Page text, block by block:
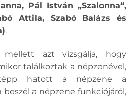
Pál István „Szalonna“,
Attila, Szabó Balázs és
.
azt vizsgálja, hogy
találkoztak a népzenével,
hatott a népzene a
a népzene funkciójáról,